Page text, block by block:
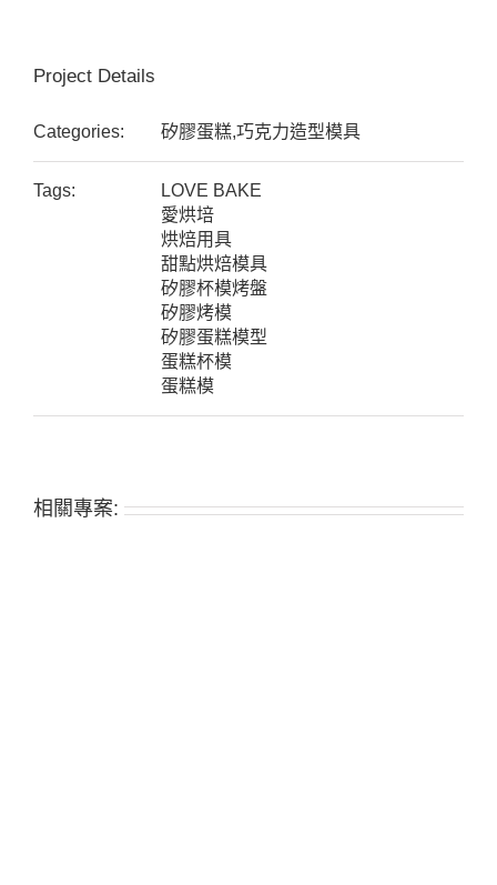
Project Details
Categories: 矽膠蛋糕,巧克力造型模具
Tags:
LOVE BAKE
愛烘培
烘焙用具
甜點烘焙模具
矽膠杯模烤盤
矽膠烤模
矽膠蛋糕模型
蛋糕杯模
蛋糕模
相關專案: